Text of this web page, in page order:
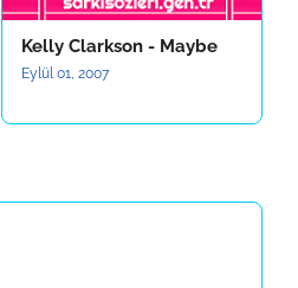
Kelly Clarkson - Maybe
Eylül 01, 2007